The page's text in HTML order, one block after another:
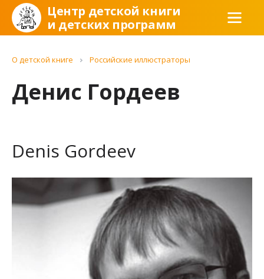
Центр детской книги
и детских программ
О детской книге Российские иллюстраторы
Денис Гордеев
Denis Gordeev